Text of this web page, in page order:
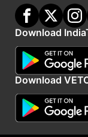
स्कैमर अब
वे मशहूर लोगों या
रहे हैं। ये
भरोसा कर लेते हैं।
जाता है ताकि
Download
Download